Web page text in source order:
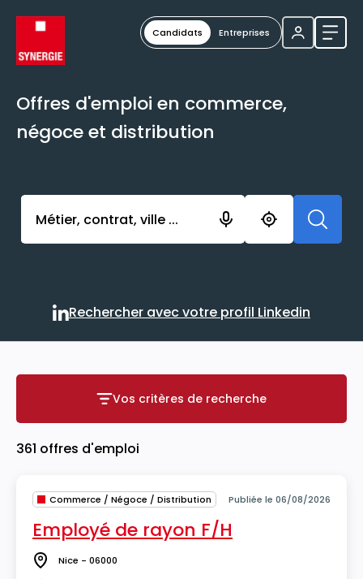
Candidats Entreprises
Offres d'emploi en commerce,
négoce et distribution
Activer l’élément pour lancer l’enregistrement.
Rechercher avec votre
Rechercher avec votre profil Linkedin
Vos critères de recherche
Vos critères de recherche
361 offres d'emploi
Commerce / Négoce / Distribution Publiée le 06/08/2026
Employé de rayon F/H
Lieu Nice - 06000